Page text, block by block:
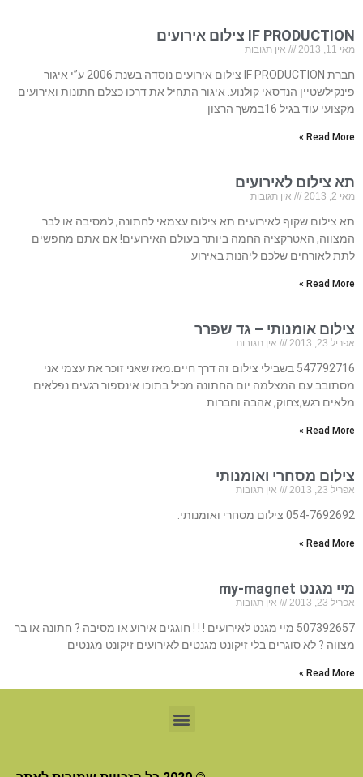
IF PRODUCTION צילום אירועים
מאי 11, 2013 אין תגובות
חברת IF PRODUCTION צילום אירועים נוסדה בשנת 2006 ע”י איגור
פינקילשטיין הנדסאי קולנוע.​​​​ איגור התחיל את דרכו כצלם חתונות ואירועים
מקצועי עוד בגיל 16במשך הרצון
Read More »
תא צילום לאירועים
מאי 2, 2013 אין תגובות
תא צילום שקוף לאירועים תא צילום עצמאי לחתונה, למסיבה או לבר
המצווה, האטרקציה החמה ביותר בעולם האירועים! אם אתם מחפשים
לתת לאורחים שלכם ליהנות באירוע
Read More »
צילום אומנותי – גד שפרר
אפריל 23, 2013 אין תגובות
547792716 בשבילי צילום זה דרך חיים.מאז שאני זוכר את עצמי אני
מסתובב עם המצלמה יום החתונה מכיל בתוכו אינספור רגעים נפלאים
מלאים רגש,צחוק, אהבה וחברות.
Read More »
צילום מסחרי ואומנותי
אפריל 23, 2013 אין תגובות
054-7692692 צילום מסחרי ואומנותי.
Read More »
מיי מגנט my-magnet
אפריל 23, 2013 אין תגובות
507392657 מיי מגנט לאירועים ! ! ! חוגגים אירוע או מסיבה ? חתונה או בר
מצווה ? לא סוגרים בלי זיקונט מגנטים לאירועים זיקונט מגנטים
Read More »